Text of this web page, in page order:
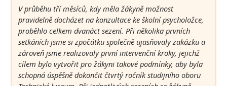
V průběhu tří měsíců, kdy měla žákyně možnost
pravidelně docházet na konzultace ke školní psycholožce,
proběhlo celkem dvanáct sezení. Při několika prvních
setkáních jsme si zpočátku společně ujasňovaly zakázku a
zároveň jsme realizovaly první intervenční kroky, jejichž
cílem bylo vytvořit pro žákyni takové podmínky, aby byla
schopná úspěšně dokončit čtvrtý ročník studijního oboru